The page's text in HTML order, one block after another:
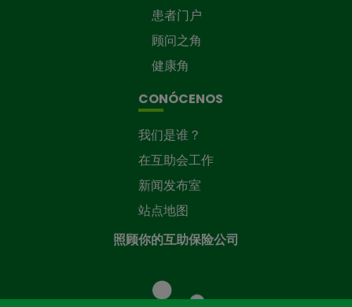
患者门户
顾问之角
健康角
CONÓCENOS
我们是谁？
在互助会工作
新闻发布室
站点地图
照顾你的互助保险公司